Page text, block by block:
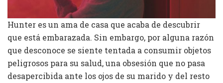
Hunter es un ama de casa que acaba de descubrir
que está embarazada. Sin embargo, por alguna razón
que desconoce se siente tentada a consumir objetos
peligrosos para su salud, una obsesión que no pasa
desapercibida ante los ojos de su marido y del resto